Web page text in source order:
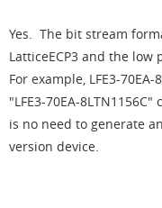
Yes. The bit stream
LatticeECP3 and the low
For example, LFE3-
"LFE3-70EA-
is no need to generate
version device.